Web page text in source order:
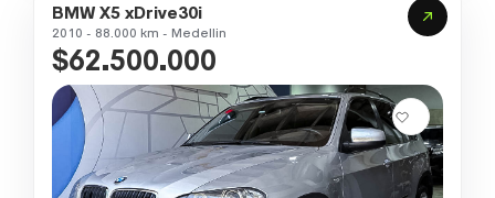
BMW X5 xDrive30i
2010 - 88.000 km - Medellin
$62.500.000